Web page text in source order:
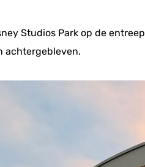
Studios Park op de
achtergebleven.